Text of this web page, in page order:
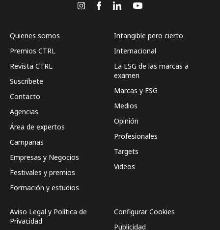
Quienes somos
Premios CTRL
Revista CTRL
Suscríbete
Contacto
Agencias
Área de expertos
Campañas
Empresas y Negocios
Festivales y premios
Formación y estudios
Intangible pero cierto
Internacional
La ESG de las marcas a
examen
Marcas y ESG
Medios
Opinión
Profesionales
Targets
Videos
Aviso Legal y Política de
Privacidad
Configurar Cookies
Publicidad